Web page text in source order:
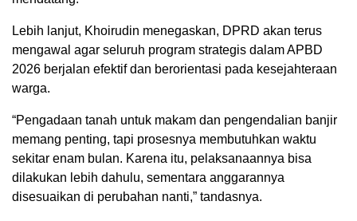
Lebih lanjut, Khoirudin menegaskan, DPRD akan terus
mengawal agar seluruh program strategis dalam APBD
2026 berjalan efektif dan berorientasi pada kesejahteraan
warga.
“Pengadaan tanah untuk makam dan pengendalian banjir
memang penting, tapi prosesnya membutuhkan waktu
sekitar enam bulan. Karena itu, pelaksanaannya bisa
dilakukan lebih dahulu, sementara anggarannya
disesuaikan di perubahan nanti,” tandasnya.